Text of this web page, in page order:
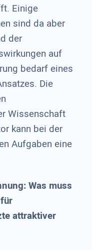
Einige
sind da aber
der
auf
bedarf eines
Die
Wissenschaft
kann bei der
Aufgaben eine
Was muss
attraktiver